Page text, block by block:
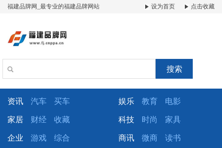
福建品牌网_最专业的福建品牌网站 设为首页 点击收藏
搜索
资讯 汽车 买车 娱乐 教育 电影
家居 财经 收藏 科技 时尚 家具
企业 游戏 综合 商讯 微商 读书